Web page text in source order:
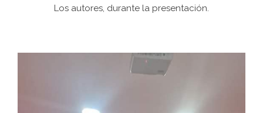
Los autores, durante la presentación.